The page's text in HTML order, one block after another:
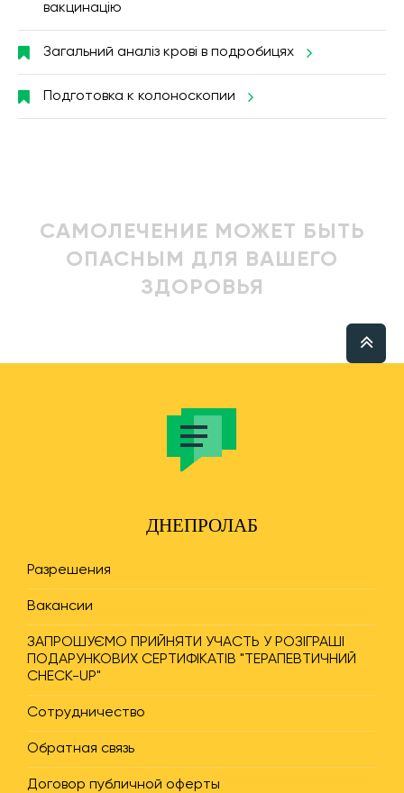
вакцинацію
Загальний аналіз крові в подробицях
Подготовка к колоноскопии
САМОЛЕЧЕНИЕ МОЖЕТ БЫТЬ
ОПАСНЫМ ДЛЯ ВАШЕГО
ЗДОРОВЬЯ
ДНЕПРОЛАБ
Разрешения
Вакансии
ЗАПРОШУЄМО ПРИЙНЯТИ УЧАСТЬ У РОЗІГРАШІ
ПОДАРУНКОВИХ СЕРТИФІКАТІВ "ТЕРАПЕВТИЧНИЙ
CHECK-UP"
Сотрудничество
Обратная связь
Договор публичной оферты